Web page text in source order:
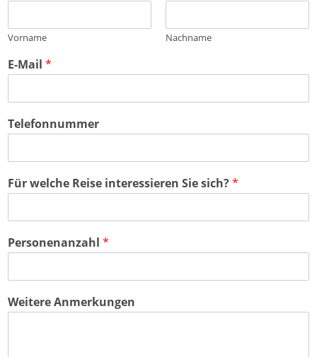
Vorname Nachname
E-Mail *
Telefonnummer
Für welche Reise interessieren Sie sich?*
Personenanzahl *
Weitere Anmerkungen